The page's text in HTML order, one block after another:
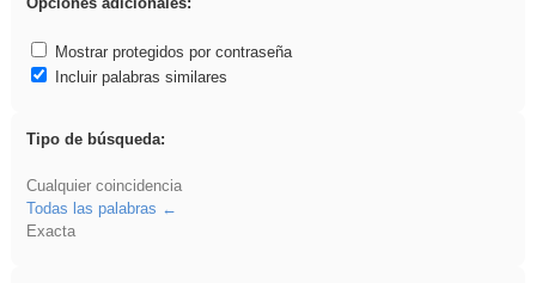
Mostrar protegidos por contraseña
Incluir palabras similares
Tipo de búsqueda:
Cualquier coincidencia
Todas las palabras
Exacta